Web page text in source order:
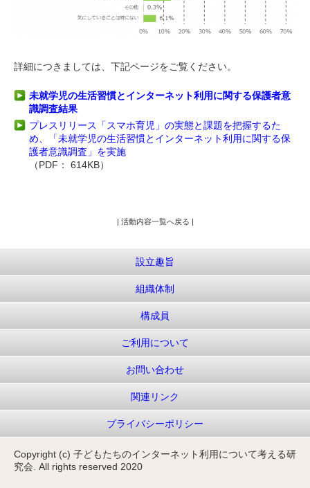
詳細につきましては、下記ページをご覧ください。
未就学児の生活習慣とインターネット利用に関する保護者意
識調査結果
プレスリリース「スマホ育児」の実態と課題を把握するた
め、「未就学児の生活習慣とインターネット利用に関する保
護者意識調査」を実施
（PDF： 614KB）
| 活動内容一覧へ戻る |
設立趣旨
組織体制
構成員
ご利用について
お問い合わせ
関連リンク
プライバシーポリシー
Copyright (c) 子どもたちのインターネット利用について考える研
究会. All rights reserved 2020